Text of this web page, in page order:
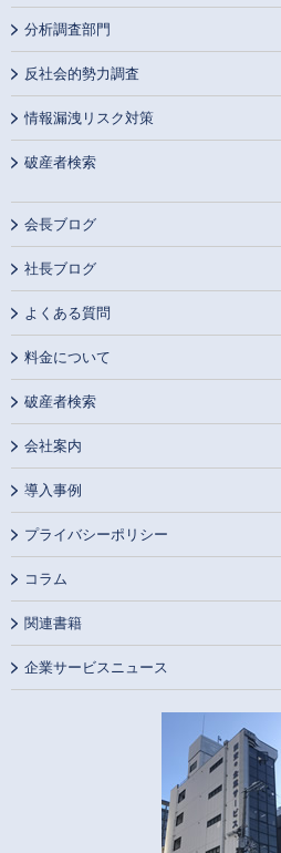
分析調査部門
反社会的勢力調査
情報漏洩リスク対策
破産者検索
会長ブログ
社長ブログ
よくある質問
料金について
破産者検索
会社案内
導入事例
プライバシーポリシー
コラム
関連書籍
企業サービスニュース